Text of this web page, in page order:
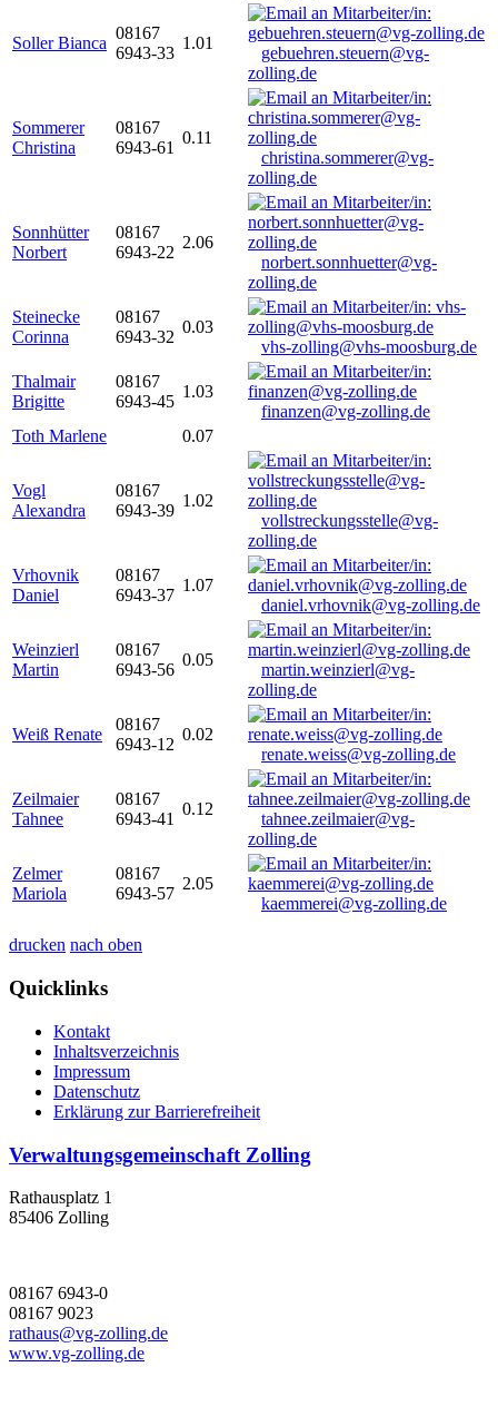
Soller Bianca
08167
6943-33
1.01
gebuehren.steuern@vg-
zolling.de
Sommerer
Christina
08167
6943-61
0.11
christina.sommerer@vg-
zolling.de
Sonnhütter
Norbert
08167
6943-22
2.06
norbert.sonnhuetter@vg-
zolling.de
Steinecke
Corinna
08167
6943-32
0.03
vhs-zolling@vhs-moosburg.de
Thalmair
Brigitte
08167
6943-45
1.03
finanzen@vg-zolling.de
Toth Marlene
0.07
Vogl
Alexandra
08167
6943-39
1.02
vollstreckungsstelle@vg-
zolling.de
Vrhovnik
Daniel
08167
6943-37
1.07
daniel.vrhovnik@vg-zolling.de
Weinzierl
Martin
08167
6943-56
0.05
martin.weinzierl@vg-
zolling.de
Weiß Renate
08167
6943-12
0.02
renate.weiss@vg-zolling.de
Zeilmaier
Tahnee
08167
6943-41
0.12
tahnee.zeilmaier@vg-
zolling.de
Zelmer
Mariola
08167
6943-57
2.05
kaemmerei@vg-zolling.de
drucken nach oben
Quicklinks
Kontakt
Inhaltsverzeichnis
Impressum
Datenschutz
Erklärung zur Barrierefreiheit
Verwaltungsgemeinschaft Zolling
Rathausplatz 1
85406 Zolling
08167 6943-0
08167 9023
rathaus@vg-zolling.de
www.vg-zolling.de